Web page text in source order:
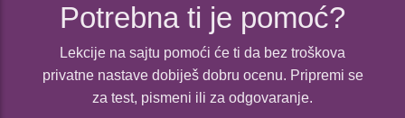
Potrebna ti je pomoć?
Lekcije na sajtu pomoći će ti da bez troškova
privatne nastave dobiješ dobru ocenu. Pripremi se
za test, pismeni ili za odgovaranje.